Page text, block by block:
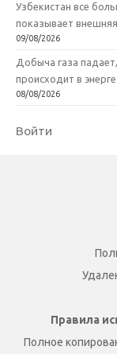
Узбекистан все
показывает
09/08/2026
Добыча газа
происходит в
08/08/2026
Войти
Правила
Полное